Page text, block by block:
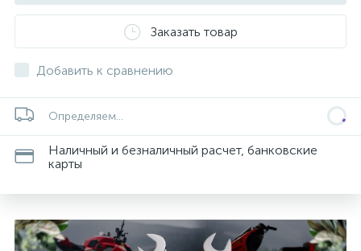
Заказать товар
Добавить к сравнению
Определяем...
Наличный и безналичный расчет, банковские
карты